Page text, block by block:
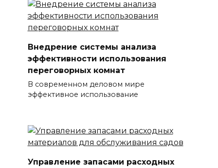
Внедрение системы анализа
эффективности использования
переговорных комнат
В современном деловом мире
эффективное использование
Управление запасами расходных